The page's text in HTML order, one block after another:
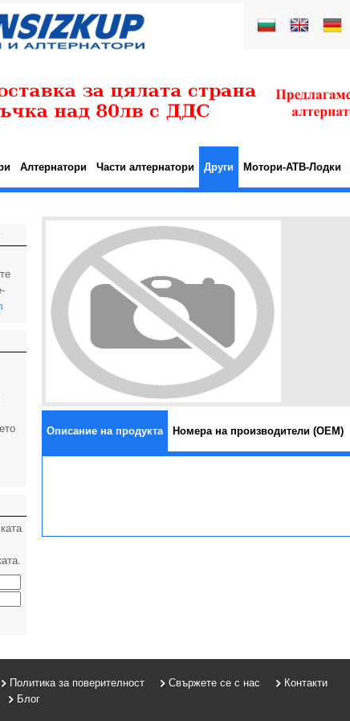
Алтернатори Части алтернатори Други Мотори-АТВ-Лодки
Описание на продукта Номера на производители (OEM)
Политика за поверителност Свържете се с нас
Контакти
Блог